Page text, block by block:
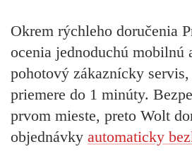
Okrem rýchleho doručenia
ocenia jednoduchú mobilnú
pohotový zákaznícky
priemere do 1 minúty.
prvom mieste, preto Wolt
objednávky automaticky